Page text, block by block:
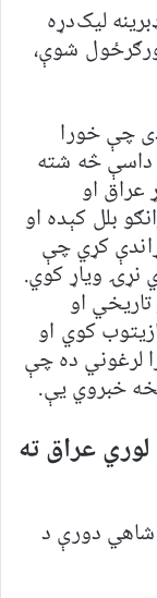
لرغونې ډبرینه لیک‌دړه
شوې،
چې خورا
داسې څه شته
عراق او
بلل کېده او
کړي چې
نړۍ ویاړ کوي.
تاریخي او
کوي او
لرغوني ده چې
خبروي یې.
عراق ته
شاهي دورې د